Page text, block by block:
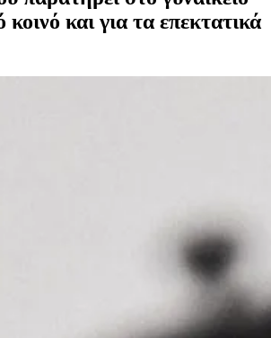
και για τα επεκτατικά